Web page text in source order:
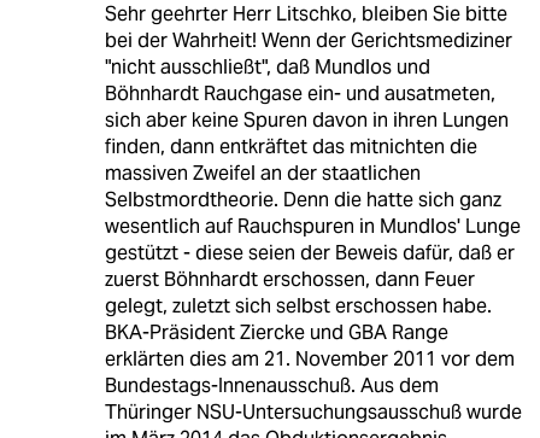
Sehr geehrter Herr Litschko, bleiben Sie bitte
bei der Wahrheit! Wenn der Gerichtsmediziner
"nicht ausschließt", daß Mundlos und
Böhnhardt Rauchgase ein- und ausatmeten,
sich aber keine Spuren davon in ihren Lungen
finden, dann entkräftet das mitnichten die
massiven Zweifel an der staatlichen
Selbstmordtheorie. Denn die hatte sich ganz
wesentlich auf Rauchspuren in Mundlos' Lunge
gestützt - diese seien der Beweis dafür, daß er
zuerst Böhnhardt erschossen, dann Feuer
gelegt, zuletzt sich selbst erschossen habe.
BKA-Präsident Ziercke und GBA Range
erklärten dies am 21. November 2011 vor dem
Bundestags-Innenausschuß. Aus dem
Thüringer NSU-Untersuchungsausschuß wurde